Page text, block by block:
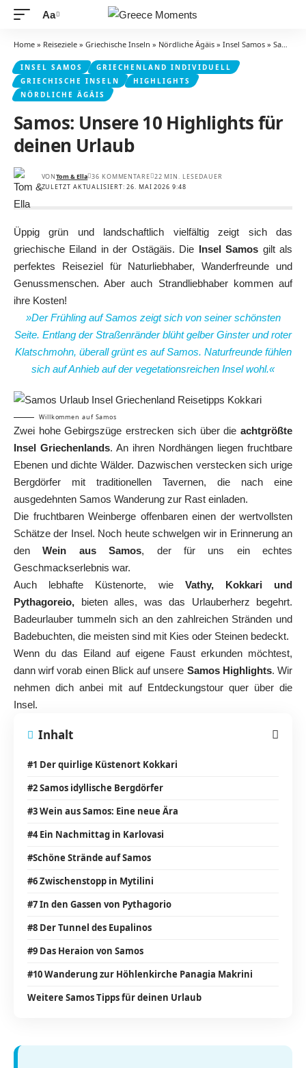
Schriftgrößenanpassung
Aa
Home » Reiseziele » Griechische Inseln » Nördliche Ägäis » Insel Samos » Samos: Unsere 10 Highlights für deinen Urlaub
INSEL SAMOS
GRIECHENLAND INDIVIDUELL
GRIECHISCHE INSELN
HIGHLIGHTS
NÖRDLICHE ÄGÄIS
Samos: Unsere 10 Highlights für
deinen Urlaub
ZULETZT AKTUALISIERT: 26. MAI 2026 9:48
VONTom & Ella 36 KOMMENTARE 22 MIN. LESEDAUER
Üppig grün und landschaftlich vielfältig zeigt sich das
griechische Eiland in der Ostägäis. Die Insel Samos gilt als
perfektes Reiseziel für Naturliebhaber, Wanderfreunde und
Genussmenschen. Aber auch Strandliebhaber kommen auf
ihre Kosten!
»Der Frühling auf Samos zeigt sich von seiner schönsten
Seite. Entlang der Straßenränder blüht gelber Ginster und roter
Klatschmohn, überall grünt es auf Samos. Naturfreunde fühlen
sich auf Anhieb auf der vegetationsreichen Insel wohl.«
Willkommen auf Samos
Zwei hohe Gebirgszüge erstrecken sich über die achtgrößte
Insel Griechenlands. An ihren Nordhängen liegen fruchtbare
Ebenen und dichte Wälder. Dazwischen verstecken sich urige
Bergdörfer mit traditionellen Tavernen, die nach eine
ausgedehnten Samos Wanderung zur Rast einladen.
Die fruchtbaren Weinberge offenbaren einen der wertvollsten
Schätze der Insel. Noch heute schwelgen wir in Erinnerung an
denWein aus Samos, der für uns ein echtes
Geschmackserlebnis war.
Auch lebhafte Küstenorte, wie Vathy, Kokkari und
Pythagoreio, bieten alles, was das Urlauberherz begehrt.
Badeurlauber tummeln sich an den zahlreichen Stränden und
Badebuchten, die meisten sind mit Kies oder Steinen bedeckt.
Wenn du das Eiland auf eigene Faust erkunden möchtest,
dann wirf vorab einen Blick auf unsere Samos Highlights. Wir
nehmen dich anbei mit auf Entdeckungstour quer über die
Insel.
Inhalt
#1 Der quirlige Küstenort Kokkari
#2 Samos idyllische Bergdörfer
#3 Wein aus Samos: Eine neue Ära
#4 Ein Nachmittag in Karlovasi
#Schöne Strände auf Samos
#6 Zwischenstopp in Mytilini
#7 In den Gassen von Pythagorio
#8 Der Tunnel des Eupalinos
#9 Das Heraion von Samos
#10 Wanderung zur Höhlenkirche Panagia Makrini
Weitere Samos Tipps für deinen Urlaub